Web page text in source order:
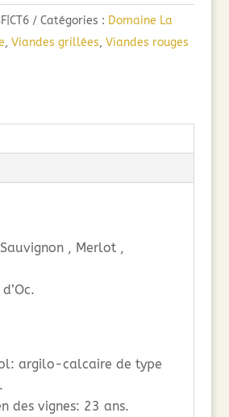
Catégories : Domaine La
, Viandes grillées, Viandes rouges
, Merlot ,
argilo-calcaire de type
des vignes: 23 ans.